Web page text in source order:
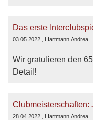
03.05.2022 , Hartmann Andrea
Wir gratulieren den
Detail!
Clubmeisterschaften:
28.04.2022 , Hartmann Andrea